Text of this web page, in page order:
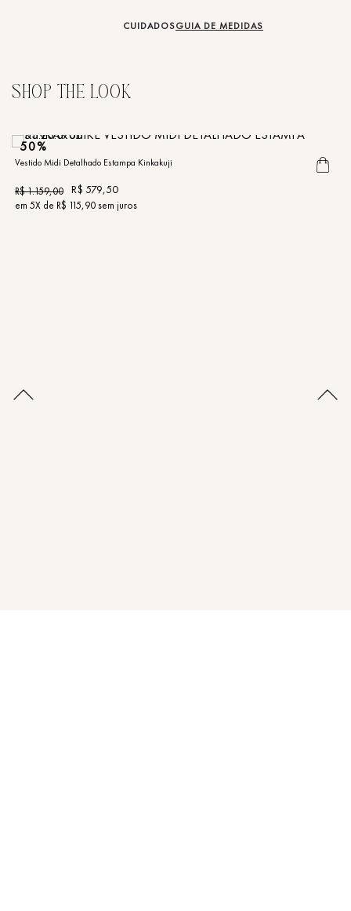
CUIDADOSGUIA DE MEDIDAS
50%
Vestido Midi Detalhado Estampa Kinkakuji
R$1.159,00 R$ 579,50
em 5X de R$ 115,90sem juros